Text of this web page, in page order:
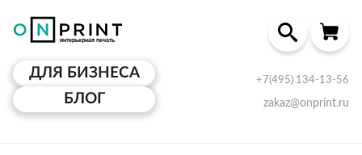
ДЛЯ БИЗНЕСА
БЛОГ
+7(495) 134-13-56
zakaz@onprint.ru